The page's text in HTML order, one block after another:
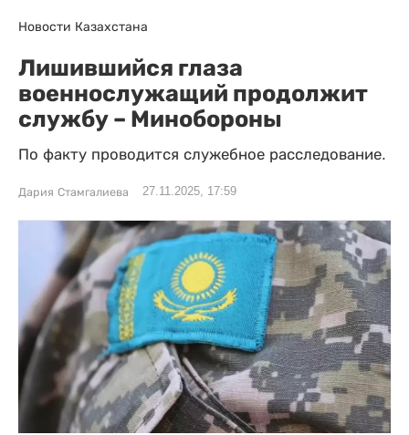
Новости Казахстана
Лишившийся глаза
военнослужащий продолжит
службу – Минобороны
По факту проводится служебное расследование.
Дария Стамгалиева 27.11.2025, 17:59